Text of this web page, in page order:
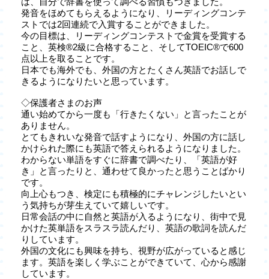
発音をほめてもらえるようになり、リーディングコンテ
ストでは2回連続で入賞することができました。
今の目標は、リーディングコンテストで金賞を受賞する
こと、英検®2級に合格すること、そしてTOEIC®で600
点以上を取ることです。
日本でも海外でも、外国の方とたくさん英語でお話しで
きるようになりたいと思っています。
◇保護者さまのお声
通い始めてから一度も「行きたくない」と言ったことが
ありません。
とてもきれいな発音で話すようになり、外国の方に話し
かけられた際にも英語で答えられるようになりました。
わからない単語をすぐに辞書で調べたり、「英語が好
き」と言ったりと、通わせて良かったと思うことばかり
です。
向上心もつき、検定にも積極的にチャレンジしたいとい
う気持ちが芽生えていて嬉しいです。
日常会話の中に自然と英語が入るようになり、街中で見
かけた英単語をスラスラ読んだり、英語の歌詞を読んだ
りしています。
外国の文化にも興味を持ち、視野が広がっていると感じ
ます。英語を楽しく学ぶことができていて、心から感謝
しています。